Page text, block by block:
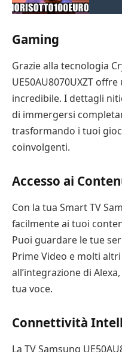
Gaming
Grazie alla tecnologia
UE50AU8070UXZT
incredibile. I dettagli
di immergersi
trasformando i tuoi
coinvolgenti.
Accesso ai
Con la tua Smart TV
facilmente ai tuoi
Puoi guardare le tue
Prime Video e molti
all’integrazione di
tua voce.
Connettività
La TV Samsung